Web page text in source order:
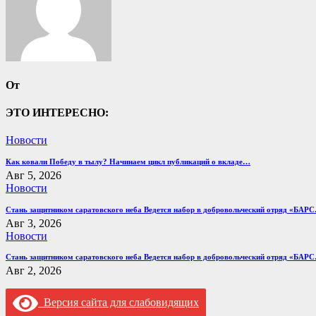
От
ЭТО ИНТЕРЕСНО:
Новости
Как ковали Победу в тылу? Начинаем цикл публикаций о вкладе…
Авг 5, 2026
Новости
Стань защитником саратовского неба Ведется набор в добровольческий отряд
Авг 3, 2026
Новости
Стань защитником саратовского неба Ведется набор в добровольческий отряд
Авг 2, 2026
Версия сайта для слабовидящих